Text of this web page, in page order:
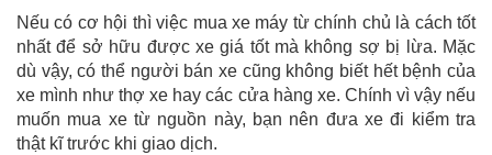
Nếu có cơ hội thì việc mua xe máy từ chính chủ là cách tốt
nhất để sở hữu được xe giá tốt mà không sợ bị lừa. Mặc
dù vậy, có thể người bán xe cũng không biết hết bệnh của
xe mình như thợ xe hay các cửa hàng xe. Chính vì vậy nếu
muốn mua xe từ nguồn này, bạn nên đưa xe đi kiểm tra
thật kĩ trước khi giao dịch.